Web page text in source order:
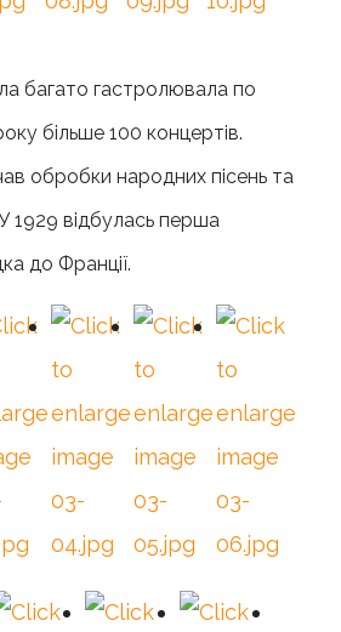
багато гастролювала по
більше 100 концертів.
обробки народних пісень та
1929 відбулась перша
до Франції.